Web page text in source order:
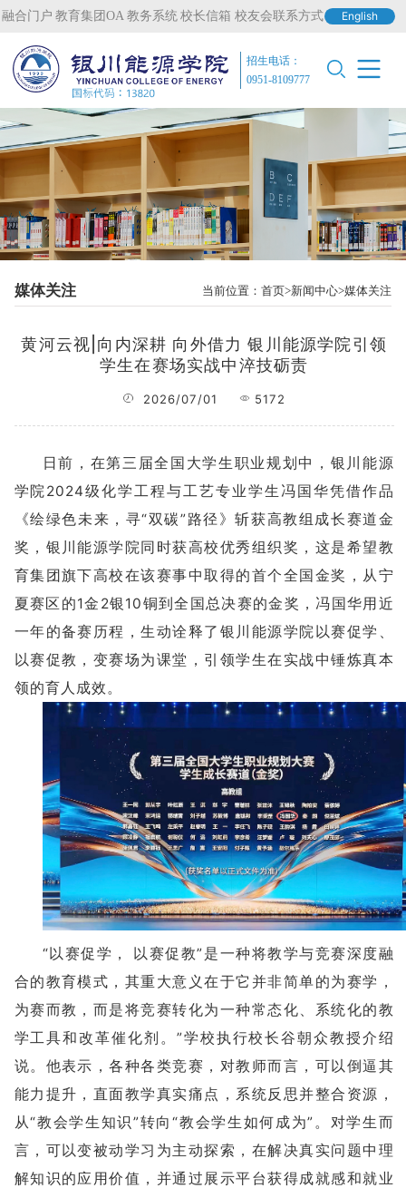
融合门户 教育集团OA 教务系统 校长信箱 校友会联系方式 English
招生电话：
0951-8109777
媒体关注 当前位置：首页 新闻中心 媒体关注
黄河云视|向内深耕 向外借力 银川能源学院引领
学生在赛场实战中淬技砺责
2026/07/01 5172
日前，在第三届全国大学生职业规划中，银川能源
学院2024级化学工程与工艺专业学生冯国华凭借作品
《绘绿色未来，寻“双碳”路径》斩获高教组成长赛道金
奖，银川能源学院同时获高校优秀组织奖，这是希望教
育集团旗下高校在该赛事中取得的首个全国金奖，从宁
夏赛区的1金2银10铜到全国总决赛的金奖，冯国华用近
一年的备赛历程，生动诠释了银川能源学院以赛促学、
以赛促教，变赛场为课堂，引领学生在实战中锤炼真本
领的育人成效。
“以赛促学， 以赛促教”是一种将教学与竞赛深度融
合的教育模式，其重大意义在于它并非简单的为赛学，
为赛而教，而是将竞赛转化为一种常态化、系统化的教
学工具和改革催化剂。”学校执行校长谷朝众教授介绍
说。他表示，各种各类竞赛，对教师而言，可以倒逼其
能力提升，直面教学真实痛点，系统反思并整合资源，
从“教会学生知识”转向“教会学生如何成为”。对学生而
言，可以变被动学习为主动探索，在解决真实问题中理
解知识的应用价值，并通过展示平台获得成就感和就业